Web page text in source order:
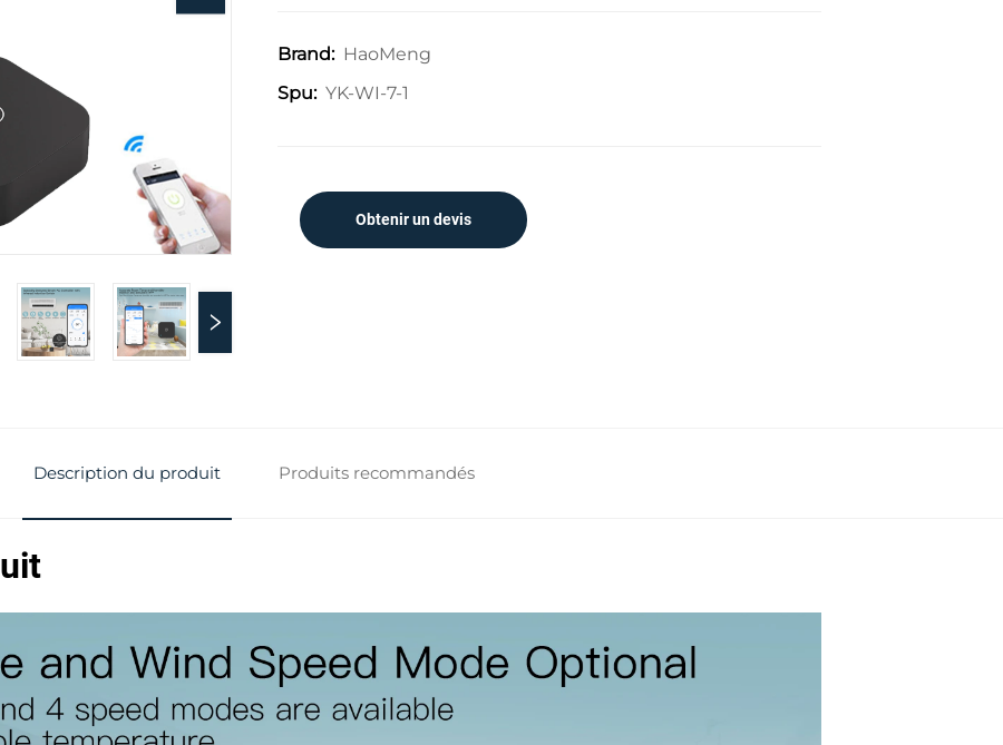
Brand: HaoMeng
Spu: YK-WI-7-1
Obtenir un devis
Description du produit Produits recommandés